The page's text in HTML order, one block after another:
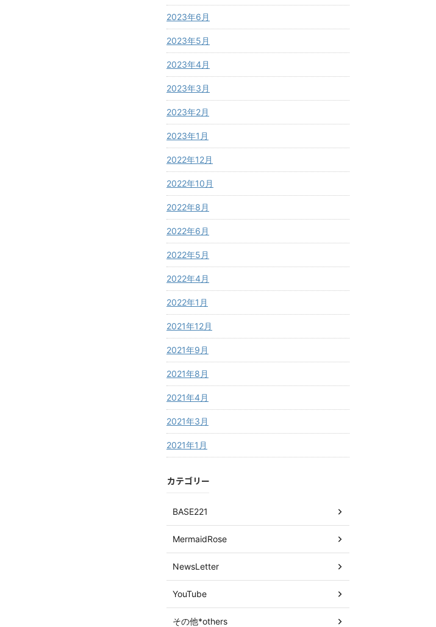
2023年6月
2023年5月
2023年4月
2023年3月
2023年2月
2023年1月
2022年12月
2022年10月
2022年8月
2022年6月
2022年5月
2022年4月
2022年1月
2021年12月
2021年9月
2021年8月
2021年4月
2021年3月
2021年1月
カテゴリー
BASE221
MermaidRose
NewsLetter
YouTube
その他*others